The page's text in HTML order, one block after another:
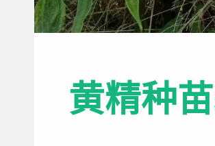
黄精种